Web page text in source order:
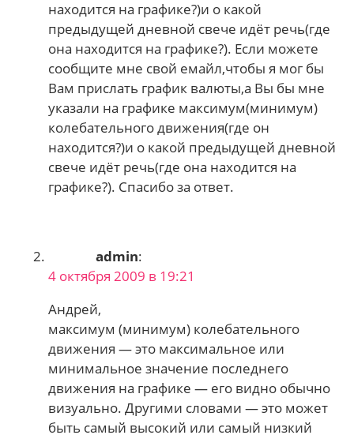
находится на графике?)и о какой
предыдущей дневной свече идёт речь(где
она находится на графике?). Если можете
сообщите мне свой емайл,чтобы я мог бы
Вам прислать график валюты,а Вы бы мне
указали на графике максимум(минимум)
колебательного движения(где он
находится?)и о какой предыдущей дневной
свече идёт речь(где она находится на
графике?). Cпасибо за ответ.
admin:
4 октября 2009 в 19:21
Андрей,
максимум (минимум) колебательного
движения — это максимальное или
минимальное значение последнего
движения на графике — его видно обычно
визуально. Другими словами — это может
быть самый высокий или самый низкий